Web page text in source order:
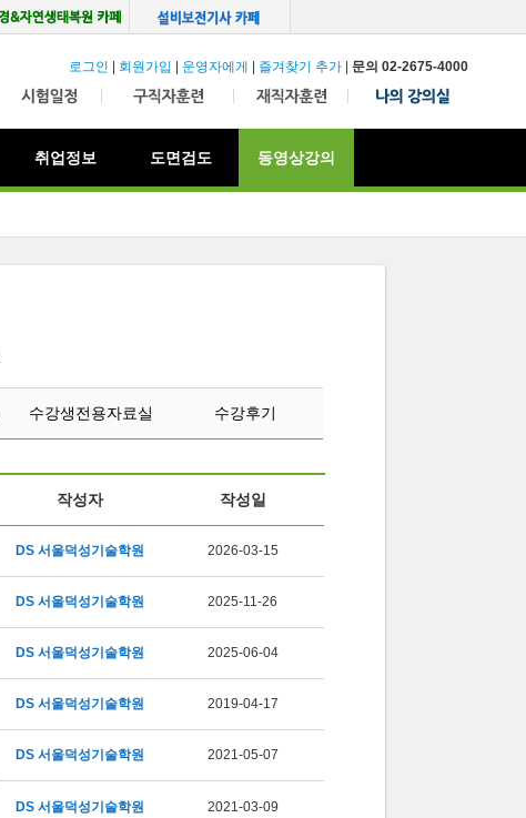
로그인 회원가입 운영자에게 즐겨찾기 추가 문의 02-2675-4000
취업정보 도면검도 동영상강의
수강생전용자료실 수강후기
작성자 작성일
DS 서울덕성기술학원 2026-03-15
DS 서울덕성기술학원 2025-11-26
DS 서울덕성기술학원 2025-06-04
DS 서울덕성기술학원 2019-04-17
DS 서울덕성기술학원 2021-05-07
DS 서울덕성기술학원 2021-03-09